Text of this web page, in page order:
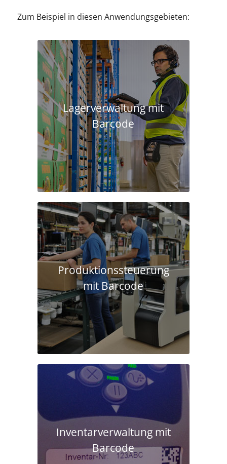
Zum Beispiel in diesen Anwendungsgebieten:
Lagerverwaltung mit
Barcode
Produktions­steuerung
mit Barcode
Inventarverwaltung mit
Barcode